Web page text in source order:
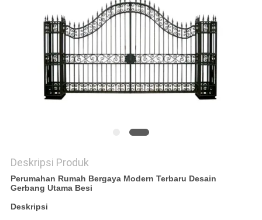
Deskripsi Produk
Perumahan Rumah Bergaya Modern Terbaru Desain
Gerbang Utama Besi
Deskripsi